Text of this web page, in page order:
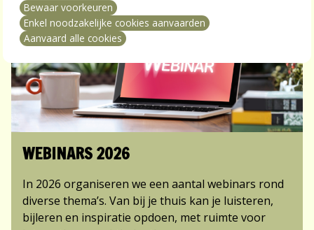
WEBINARS 2026
In 2026 organiseren we een aantal webinars rond
diverse thema’s. Van bij je thuis kan je luisteren,
bijleren en inspiratie opdoen, met ruimte voor
Bewaar voorkeuren
Enkel noodzakelijke cookies aanvaarden
Aanvaard alle cookies
intrekken